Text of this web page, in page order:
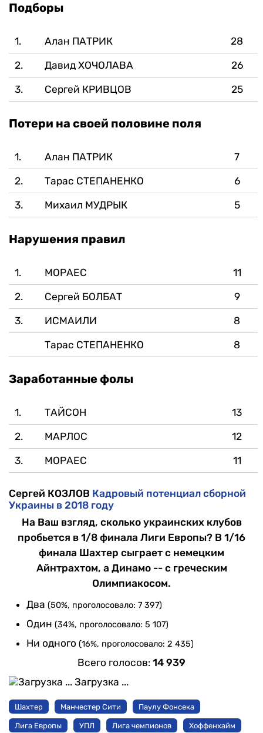
Подборы
1. Алан ПАТРИК 28
2. Давид ХОЧОЛАВА 26
3. Сергей КРИВЦОВ 25
Потери на своей половине поля
1. Алан ПАТРИК 7
2. Тарас СТЕПАНЕНКО 6
3. Михаил МУДРЫК 5
Нарушения правил
1. МОРАЕС 11
2. Сергей БОЛБАТ 9
3. ИСМАИЛИ 8
Тарас СТЕПАНЕНКО 8
Заработанные фолы
1. ТАЙСОН 13
2. МАРЛОС 12
3. МОРАЕС 11
Сергей КОЗЛОВ Кадровый потенциал сборной
Украины в 2018 году
На Ваш взгляд, сколько украинских клубов
пробьется в 1/8 финала Лиги Европы? В 1/16
финала Шахтер сыграет с немецким
Айнтрахтом, а Динамо -- с греческим
Олимпиакосом.
Два (50%, проголосовало: 7 397)
Один (34%, проголосовало: 5 107)
Ни одного (16%, проголосовало: 2 435)
Всего голосов: 14 939
Загрузка ...
Шахтер Манчестер Сити Паулу Фонсека
Лига Европы УПЛ Лига чемпионов Хоффенхайм